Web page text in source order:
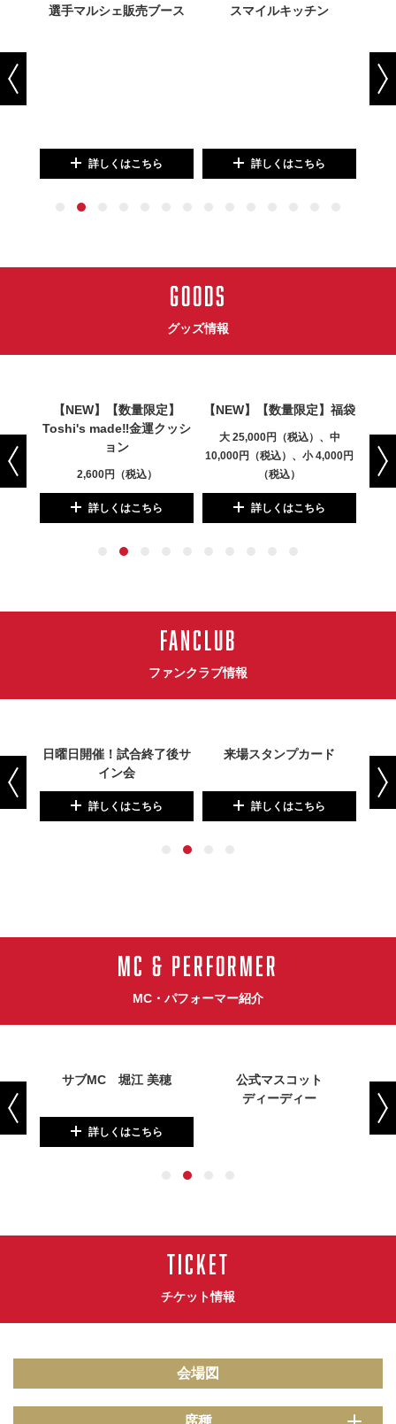
選手マルシェ販売ブース
詳しくはこちら
スマイルキッチン
詳しくはこちら
GOODS
グッズ情報
【NEW】【数量限定】
Toshi's made‼金運クッシ
ョン
2,600円（税込）
詳しくはこちら
【NEW】【数量限定】福袋
大 25,000円（税込）、中
10,000円（税込）、小 4,000円
（税込）
詳しくはこちら
FANCLUB
ファンクラブ情報
日曜日開催！試合終了後サ
イン会
詳しくはこちら
来場スタンプカード
詳しくはこちら
フ
MC & PERFORMER
MC・パフォーマー紹介
サブMC 堀江 美穂
詳しくはこちら
公式マスコット
ディーディー
ダ
TICKET
チケット情報
会場図